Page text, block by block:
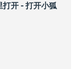
打开 - 打开小狐